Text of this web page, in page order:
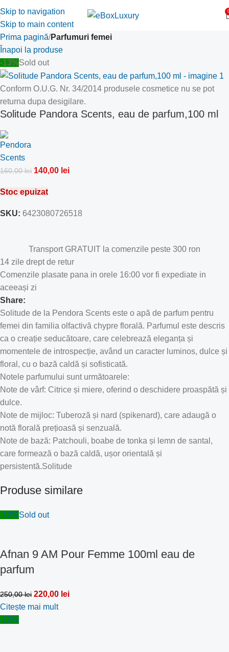
Skip to navigation
Skip to main content
Prima pagină Parfumuri femei
Înapoi la produse
-13%Sold out
Conform O.U.G. Nr. 34/2014 produsele cosmetice nu se pot
returna dupa desigilare.
Solitude Pandora Scents, eau de parfum,100 ml
160,00lei 140,00 lei
Stoc epuizat
SKU: 6423080726518
Transport GRATUIT la comenzile peste 300 ron
14 zile drept de retur
Comenzile plasate pana in orele 16:00 vor fi expediate in
aceeași zi
Share:
Solitude de la Pendora Scents este o apă de parfum pentru
femei din familia olfactivă chypre florală. Parfumul este descris
ca o creație seducătoare, care celebrează eleganța și
momentele de introspecție, având un caracter luminos, dulce și
floral, cu o bază caldă și sofisticată.
Notele parfumului sunt următoarele:
Note de vârf: Citrice și miere, oferind o deschidere proaspătă și
dulce.
Note de mijloc: Tuberoză și nard (spikenard), care adaugă o
notă florală prețioasă și senzuală.
Note de bază: Patchouli, boabe de tonka și lemn de santal,
care formează o bază caldă, ușor orientală și
persistentă.Solitude
Produse similare
-12%Sold out
Afnan 9 AM Pour Femme 100ml eau de
parfum
250,00lei 220,00 lei
Citește mai mult
-12%